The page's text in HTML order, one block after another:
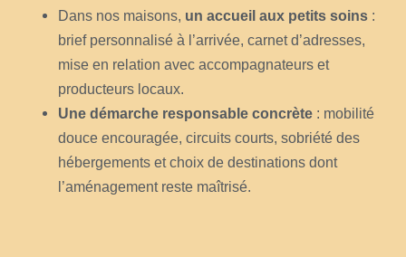
Dans nos maisons, un accueil aux petits soins :
brief personnalisé à l’arrivée, carnet d’adresses,
mise en relation avec accompagnateurs et
producteurs locaux.
Une démarche responsable concrète : mobilité
douce encouragée, circuits courts, sobriété des
hébergements et choix de destinations dont
l’aménagement reste maîtrisé.